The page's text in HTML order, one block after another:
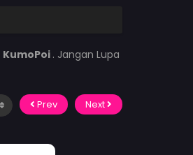
KumoPoi . Jangan Lupa
Prev Next